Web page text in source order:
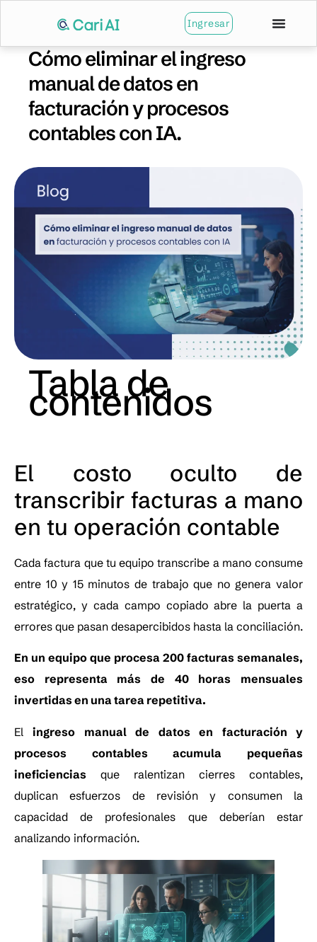
Ingresar
Cómo eliminar el ingreso
manual de datos en
facturación y procesos
contables con IA.
Tabla de
contenidos
El costo oculto de
transcribir facturas a mano
en tu operación contable
Cada factura que tu equipo transcribe a mano consume
entre 10 y 15 minutos de trabajo que no genera valor
estratégico, y cada campo copiado abre la puerta a
errores que pasan desapercibidos hasta la conciliación.
En un equipo que procesa 200 facturas semanales,
eso representa más de 40 horas mensuales
invertidas en una tarea repetitiva.
Elingreso manual de datos en facturación y
procesos contables acumula pequeñas
ineficiencias que ralentizan cierres contables,
duplican esfuerzos de revisión y consumen la
capacidad de profesionales que deberían estar
analizando información.